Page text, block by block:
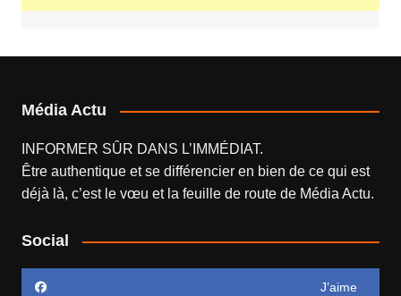
Média Actu
INFORMER SÛR DANS L’IMMÉDIAT.
Être authentique et se différencier en bien de ce qui est
déjà là, c’est le vœu et la feuille de route de Média Actu.
Social
J’aime